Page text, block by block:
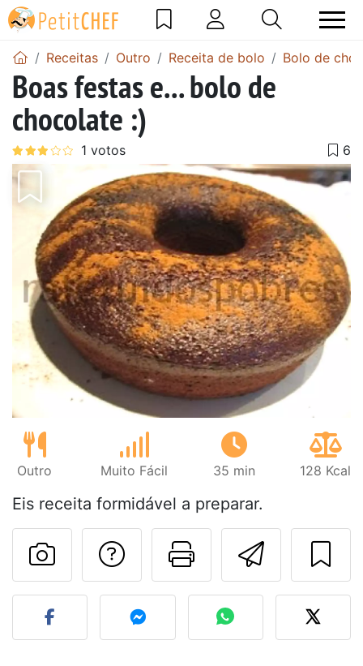
Receitas Outro Receita de bolo Bolo de
Boas festas e... bolo de
chocolate :)
Outro Muito Fácil 35 min 128 Kcal
Eis receita formidável a preparar.
Imprima
Falar com o autor
Fez esta receita?